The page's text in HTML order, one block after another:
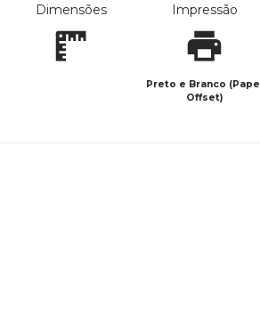
Dimensões Impressão
Preto e Branco (Papel
Offset)